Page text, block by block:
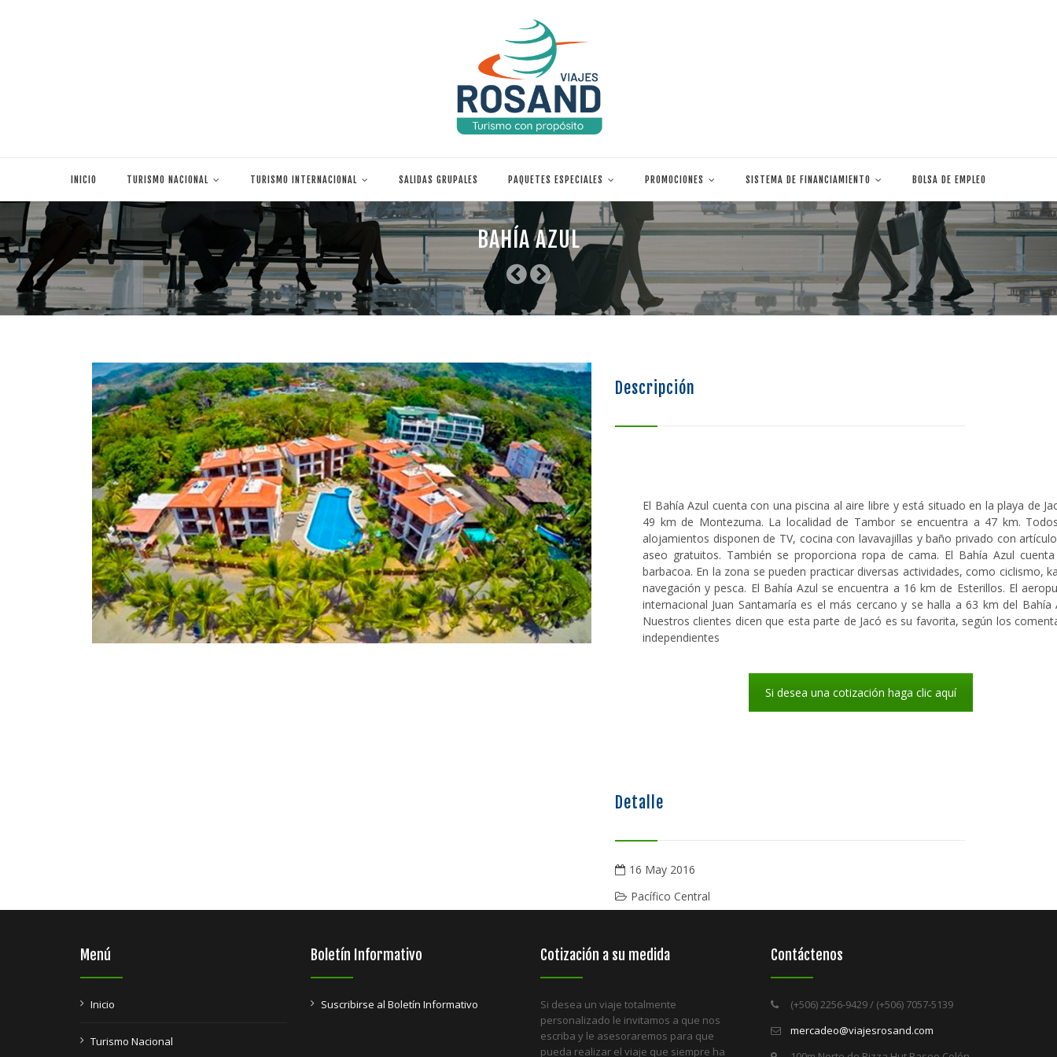
INICIO TURISMO NACIONAL TURISMO INTERNACIONAL SALIDAS GRUPALES PAQUETES ESPECIALES PROMOCIONES SISTEMA DE FINANCIAMIENTO BOLSA DE EMPLEO
BAHÍA AZUL
Descripción
El Bahía Azul cuenta con una piscina al aire libre y está situado en la playa de
49 km de Montezuma. La localidad de Tambor se encuentra a 47 km.
alojamientos disponen de TV, cocina con lavavajillas y baño privado con
aseo gratuitos. También se proporciona ropa de cama. El Bahía Azul
barbacoa. En la zona se pueden practicar diversas actividades, como ciclismo,
navegación y pesca. El Bahía Azul se encuentra a 16 km de Esterillos. El
internacional Juan Santamaría es el más cercano y se halla a 63 km del Bahía
Nuestros clientes dicen que esta parte de Jacó es su favorita, según los
independientes
Si desea una cotización haga clic aquí
Detalle
16 May 2016
Pacífico Central
Menú
Inicio
Turismo Nacional
Boletín Informativo
Suscribirse al Boletín Informativo
Cotización a su medida
Si desea un viaje totalmente
personalizado le invitamos a que nos
escriba y le asesoraremos para que
pueda realizar el viaje que siempre ha
Contáctenos
(+506) 2256-9429 / (+506) 7057-5139
mercadeo@viajesrosand.com